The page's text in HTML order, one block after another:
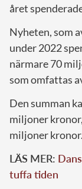
året
Nyheten, som
under 2022
närmare 70
som omfattas
Den summan
miljoner
miljoner kronor.
LÄS MER:
tuffa tiden